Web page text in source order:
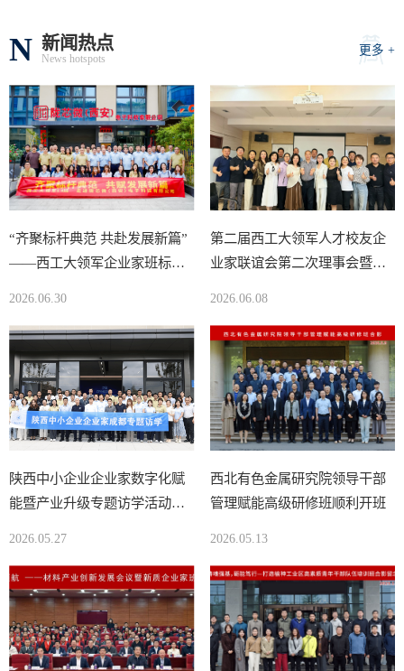
N 新闻热点
News hotspots
更多 +
“齐聚标杆典范 共赴发展新篇”
——西工大领军企业家班标杆
2026.06.30
第二届西工大领军人才校友企
业家联谊会第二次理事会暨发
2026.06.08
陕西中小企业企业家数字化赋
能暨产业升级专题访学活动顺
2026.05.27
西北有色金属研究院领导干部
管理赋能高级研修班顺利开班
2026.05.13